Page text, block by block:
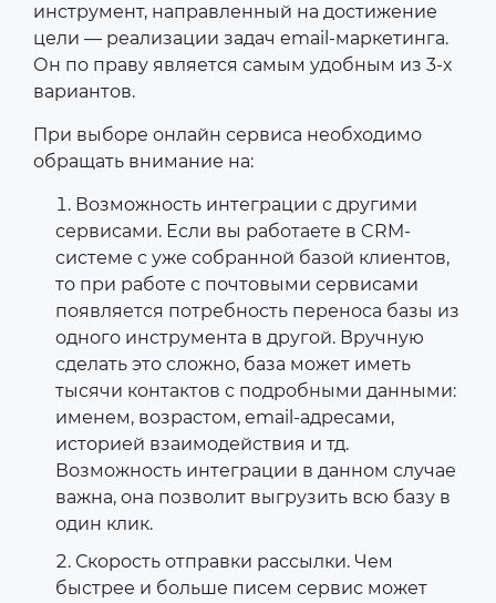
инструмент, направленный на достижение
цели — реализации задач email-маркетинга.
Он по праву является самым удобным из 3-х
вариантов.
При выборе онлайн сервиса необходимо
обращать внимание на:
Возможность интеграции с другими
сервисами. Если вы работаете в CRM-
системе с уже собранной базой клиентов,
то при работе с почтовыми сервисами
появляется потребность переноса базы из
одного инструмента в другой. Вручную
сделать это сложно, база может иметь
тысячи контактов с подробными данными:
именем, возрастом, email-адресами,
историей взаимодействия и тд.
Возможность интеграции в данном случае
важна, она позволит выгрузить всю базу в
один клик.
Скорость отправки рассылки. Чем
быстрее и больше писем сервис может